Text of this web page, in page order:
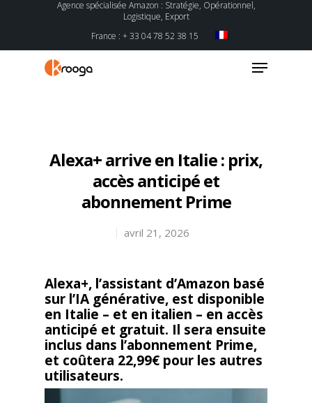
Agence spécialisée Amazon : Stratégie, Opérationnel,
Logistique, Export
France : + 33 04 78 52 38 15
Alexa+ arrive en Italie : prix,
accès anticipé et
abonnement Prime
avril 21, 2026
Alexa+, l’assistant d’Amazon basé
sur l’IA générative, est disponible
en Italie – et en italien – en accès
anticipé et gratuit. Il sera ensuite
inclus dans l’abonnement Prime,
et coûtera 22,99€ pour les autres
utilisateurs.